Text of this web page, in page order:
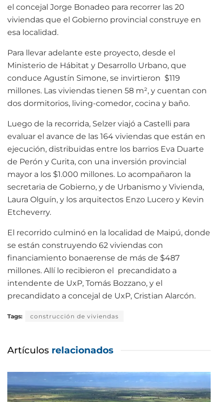
el concejal Jorge Bonadeo para recorrer las 20
viviendas que el Gobierno provincial construye en
esa localidad.
Para llevar adelante este proyecto, desde el
Ministerio de Hábitat y Desarrollo Urbano, que
conduce Agustín Simone, se invirtieron $119
millones. Las viviendas tienen 58 m², y cuentan con
dos dormitorios, living-comedor, cocina y baño.
Luego de la recorrida, Selzer viajó a Castelli para
evaluar el avance de las 164 viviendas que están en
ejecución, distribuidas entre los barrios Eva Duarte
de Perón y Curita, con una inversión provincial
mayor a los $1.000 millones. Lo acompañaron la
secretaria de Gobierno, y de Urbanismo y Vivienda,
Laura Olguín, y los arquitectos Enzo Lucero y Kevin
Etcheverry.
El recorrido culminó en la localidad de Maipú, donde
se están construyendo 62 viviendas con
financiamiento bonaerense de más de $487
millones. Allí lo recibieron el precandidato a
intendente de UxP, Tomás Bozzano, y el
precandidato a concejal de UxP, Cristian Alarcón.
Tags: construcción de viviendas
Artículos relacionados